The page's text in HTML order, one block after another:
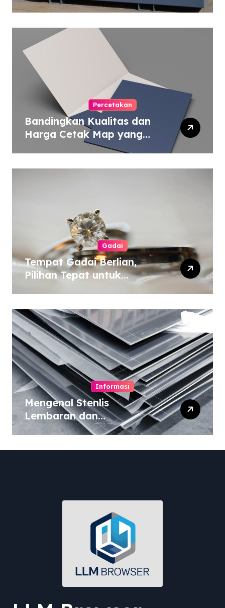
Percetakan
Bandingkan Kualitas dan
Harga Cetak Map yang
Murah atau Mahal
Gadai
Tempat Gadai Berlian,
Pilihan Tepat untuk
Informasi
Mengenal Stenlis
Lembaran dan
Komposisinya